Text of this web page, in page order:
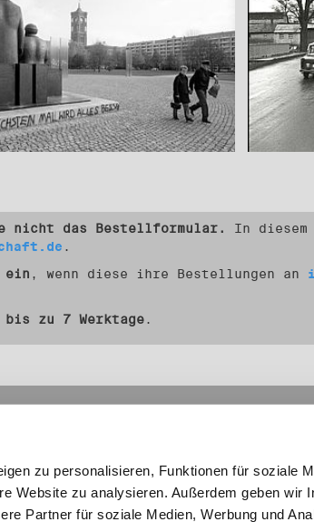
zu personalisieren, Funktionen für soziale
Website zu analysieren. Außerdem geben wir
Partner für soziale Medien, Werbung und
nicht das Bestellformular.
In
.
ein , wenn diese ihre Bestellungen an
zu 7 Werktage.